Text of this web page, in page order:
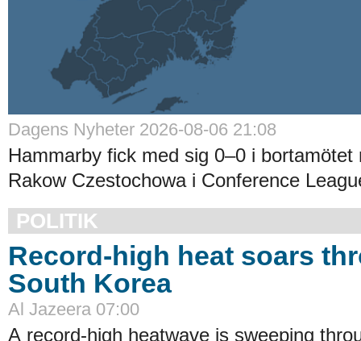
Dagens Nyheter 2026-08-06 21:08
Hammarby fick med sig 0–0 i bortamötet
Rakow Czestochowa i Conference
POLITIK
Record-high heat soars
South Korea
Al Jazeera 07:00
A record-high heatwave is sweeping